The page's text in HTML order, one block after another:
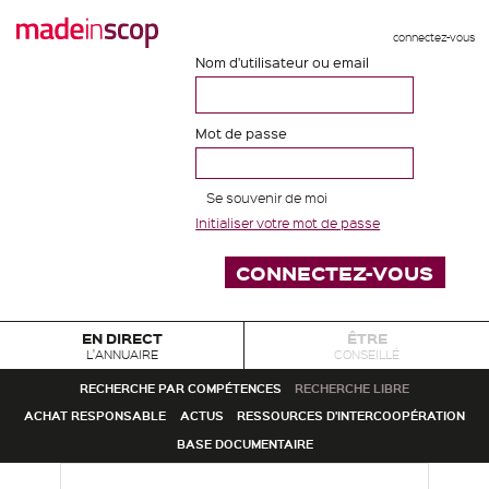
connectez-vous
Nom d'utilisateur ou email
Mot de passe
Se souvenir de moi
Initialiser votre mot de passe
EN DIRECT
L'ANNUAIRE
ÊTRE
CONSEILLÉ
RECHERCHE PAR COMPÉTENCES
RECHERCHE LIBRE
ACHAT RESPONSABLE
ACTUS
RESSOURCES D'INTERCOOPÉRATION
BASE DOCUMENTAIRE